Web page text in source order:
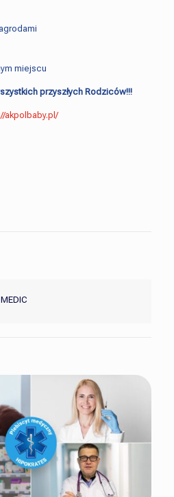
miejscu
przyszłych Rodziców!!!
akpolbaby.pl/